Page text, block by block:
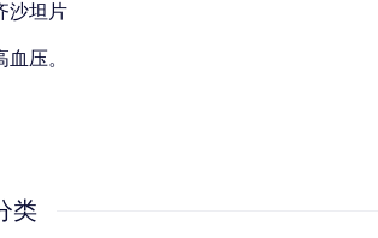
沙坦片
血压。
类